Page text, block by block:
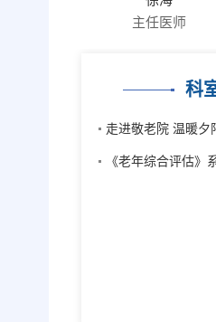
主任医师
科
走进敬老院 温暖夕
《老年综合评估》